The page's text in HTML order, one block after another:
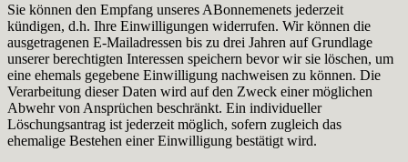
Sie können den Empfang unseres ABonnemenets jederzeit
kündigen, d.h. Ihre Einwilligungen widerrufen. Wir können die
ausgetragenen E-Mailadressen bis zu drei Jahren auf Grundlage
unserer berechtigten Interessen speichern bevor wir sie löschen, um
eine ehemals gegebene Einwilligung nachweisen zu können. Die
Verarbeitung dieser Daten wird auf den Zweck einer möglichen
Abwehr von Ansprüchen beschränkt. Ein individueller
Löschungsantrag ist jederzeit möglich, sofern zugleich das
ehemalige Bestehen einer Einwilligung bestätigt wird.